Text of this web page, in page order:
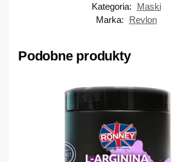
Kategoria:
Maski
Marka:
Revlon
Podobne produkty